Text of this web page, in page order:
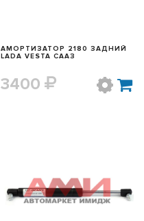
АМОРТИЗАТОР 2180 ЗАДНИЙ
LADA VESTA СААЗ
3400
БЫСТРЫЙ ПРОСМОТР